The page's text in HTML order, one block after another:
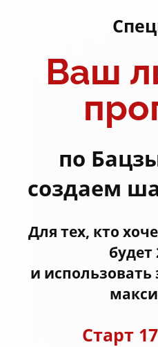
Ваш
по
создаем
Для тех, кто
будет
и использовать
Старт